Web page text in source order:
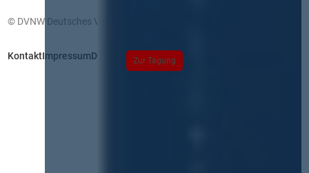
Zur Tagung
© DVNW Deutsches Vergabenetzwerk GmbH
KontaktImpressumDatenschutz